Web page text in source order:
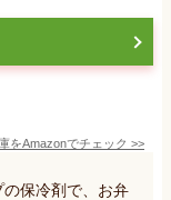
をAmazonでチェック >>
保冷剤で、お弁